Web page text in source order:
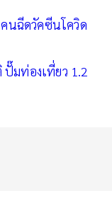
นฉีดวัคซีนโควิด
มท่องเที่ยว 1.2